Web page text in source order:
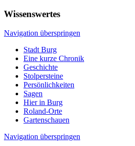
Wissenswertes
Navigation überspringen
Stadt Burg
Eine kurze Chronik
Geschichte
Stolpersteine
Persönlichkeiten
Sagen
Hier in Burg
Roland-Orte
Gartenschauen
Navigation überspringen